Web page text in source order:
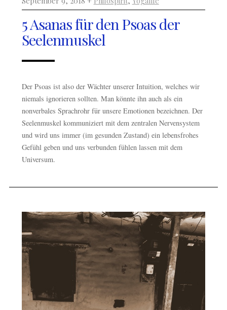
5 Asanas für den Psoas der
Seelenmuskel
Der Psoas ist also der Wächter unserer Intuition, welches wir
niemals ignorieren sollten. Man könnte ihn auch als ein
nonverbales Sprachrohr für unsere Emotionen bezeichnen. Der
Seelenmuskel kommuniziert mit dem zentralen Nervensystem
und wird uns immer (im gesunden Zustand) ein lebensfrohes
Gefühl geben und uns verbunden fühlen lassen mit dem
Universum.